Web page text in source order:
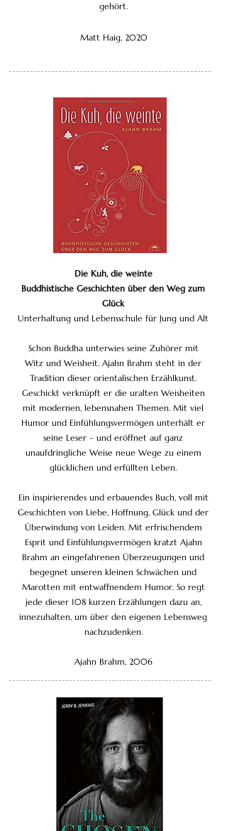
gehört.
Matt Haig, 2020
Die Kuh, die weinte
Buddhistische Geschichten über den Weg zum
Glück
Unterhaltung und Lebensschule für Jung und Alt
Schon Buddha unterwies seine Zuhörer mit
Witz und Weisheit. Ajahn Brahm steht in der
Tradition dieser orientalischen Erzählkunst.
Geschickt verknüpft er die uralten Weisheiten
mit modernen, lebensnahen Themen. Mit viel
Humor und Einfühlungsvermögen unterhält er
seine Leser – und eröffnet auf ganz
unaufdringliche Weise neue Wege zu einem
glücklichen und erfüllten Leben.
Ein inspirierendes und erbauendes Buch, voll mit
Geschichten von Liebe, Hoffnung, Glück und der
Überwindung von Leiden. Mit erfrischendem
Esprit und Einfühlungsvermögen kratzt Ajahn
Brahm an eingefahrenen Überzeugungen und
begegnet unseren kleinen Schwächen und
Marotten mit entwaffnendem Humor. So regt
jede dieser 108 kurzen Erzählungen dazu an,
innezuhalten, um über den eigenen Lebensweg
nachzudenken.
Ajahn Brahm, 2006